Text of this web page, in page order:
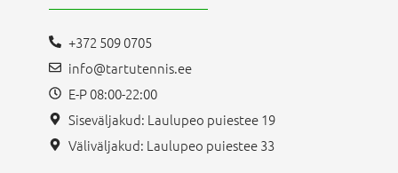
+372 509 0705
info@tartutennis.ee
E-P 08:00-22:00
Siseväljakud: Laulupeo puiestee 19
Väliväljakud: Laulupeo puiestee 33